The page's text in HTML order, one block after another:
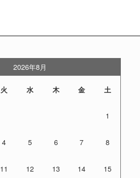
2026年8月
火 水 木 金 土
1
4 5 6 7 8
11 12 13 14 15